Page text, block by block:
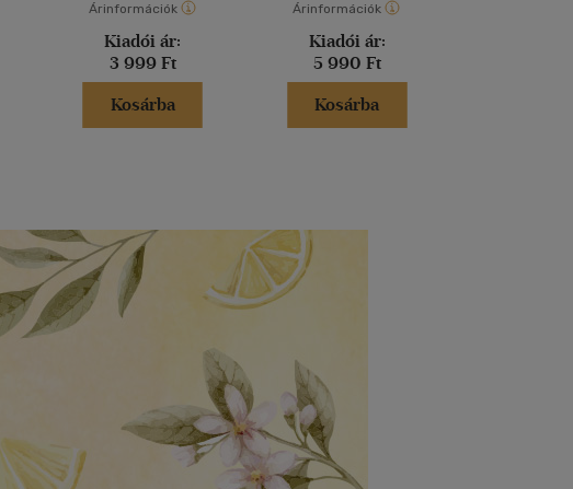
Árinformációk
Kiadói ár:
3 999 Ft
Kosárba
Árinformációk
Kiadói ár:
5 990 Ft
Kosárba